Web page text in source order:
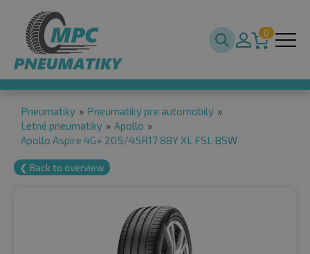
0
Pneumatiky » Pneumatiky pre automobily »
Letné pneumatiky » Apollo »
Apollo Aspire 4G+ 205/45R17 88Y XL FSL BSW
❮ Back to overview